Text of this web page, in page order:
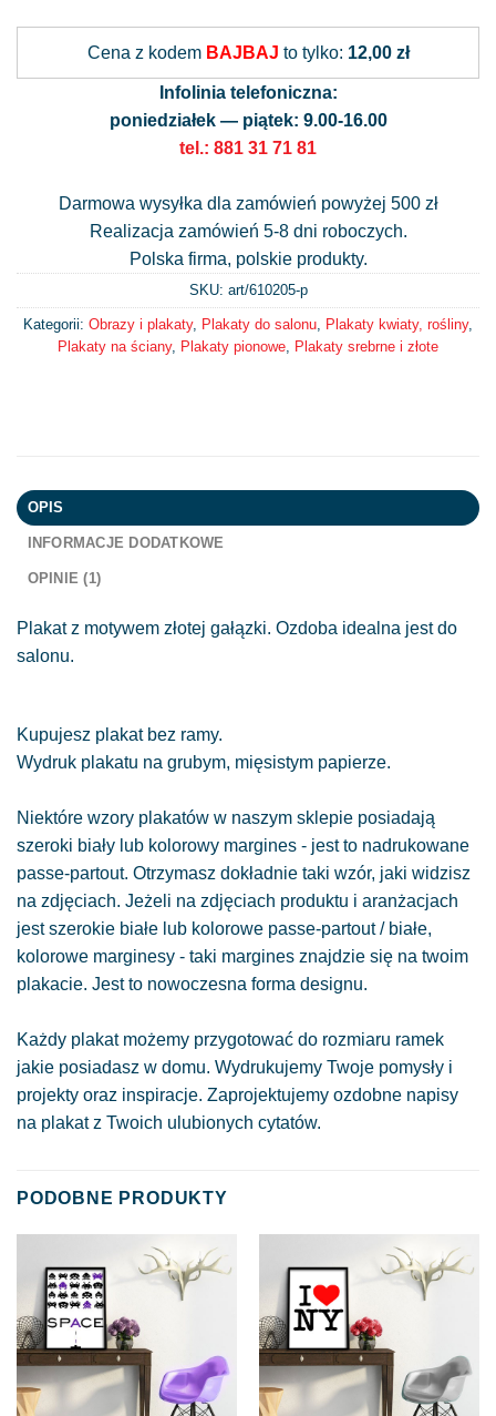
Cena z kodem BAJBAJ to tylko: 12,00 zł
Infolinia telefoniczna:
poniedziałek — piątek: 9.00-16.00
tel.: 881 31 71 81
Darmowa wysyłka dla zamówień powyżej 500 zł
Realizacja zamówień 5-8 dni roboczych.
Polska firma, polskie produkty.
SKU: art/610205-p
Kategorii: Obrazy i plakaty, Plakaty do salonu Plakaty kwiaty, rośliny,
Plakaty na ściany, Plakaty pionowe Plakaty srebrne i złote
OPIS
INFORMACJE DODATKOWE
OPINIE (1)
Plakat z motywem złotej gałązki. Ozdoba idealna jest do
salonu.
Kupujesz plakat bez ramy.
Wydruk plakatu na grubym, mięsistym papierze.
Niektóre wzory plakatów w naszym sklepie posiadają
szeroki biały lub kolorowy margines - jest to nadrukowane
passe-partout. Otrzymasz dokładnie taki wzór, jaki widzisz
na zdjęciach. Jeżeli na zdjęciach produktu i aranżacjach
jest szerokie białe lub kolorowe passe-partout / białe,
kolorowe marginesy - taki margines znajdzie się na twoim
plakacie. Jest to nowoczesna forma designu.
Każdy plakat możemy przygotować do rozmiaru ramek
jakie posiadasz w domu. Wydrukujemy Twoje pomysły i
projekty oraz inspiracje. Zaprojektujemy ozdobne napisy
na plakat z Twoich ulubionych cytatów.
PODOBNE PRODUKTY